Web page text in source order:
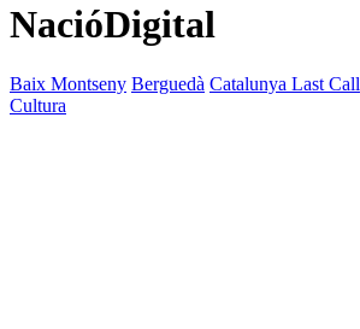
NacióDigital
Baix Montseny Berguedà Catalunya Last Call
Cultura